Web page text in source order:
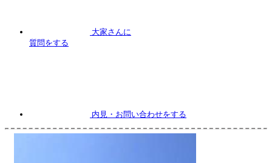
大家さんに
質問をする
内見 ・お問い合わせをする